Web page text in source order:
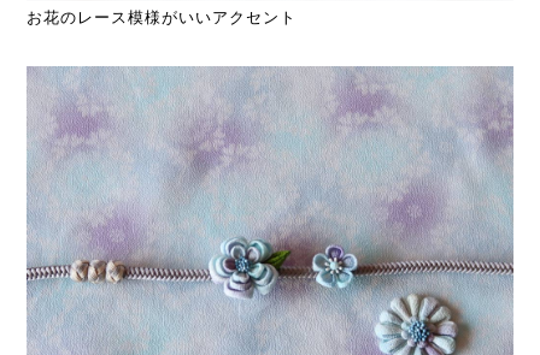
お花のレース模様がいいアクセント